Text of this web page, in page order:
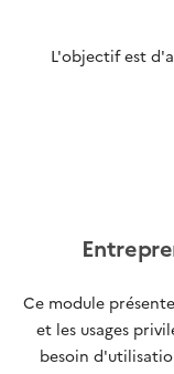
L'objectif est
Ce module
et les usages
besoin